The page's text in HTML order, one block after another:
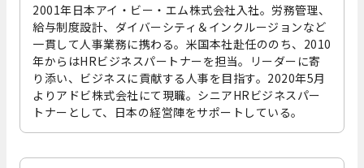
2001年日本アイ・ビー・エム株式会社入社。労務管理、
給与制度設計、ダイバーシティ＆インクルージョンなど
一貫して人事業務に携わる。米国本社赴任ののち、2010
年からはHRビジネスパートナーを担当。リーダーに寄
り添い、ビジネスに貢献する人事を目指す。2020年5月
よりアドビ株式会社にて現職。シニアHRビジネスパー
トナーとして、日本の経営陣をサポートしている。